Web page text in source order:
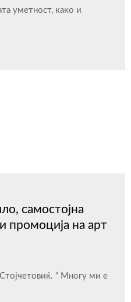
уметнoст, како и
самостојна
промоција на арт
“ Многу ми е